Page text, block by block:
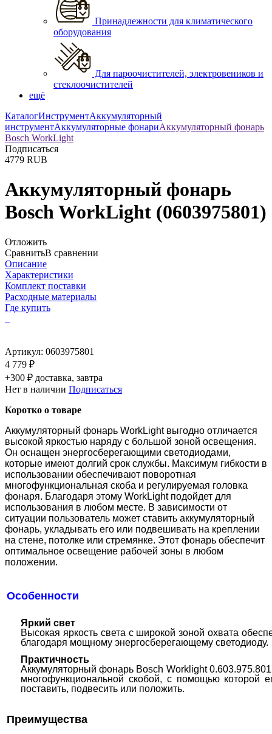
Принадлежности для климатического
оборудования
Для пароочистителей, электровеников и
стеклоочистителей
ещё
КаталогИнструментАккумуляторный
инструментАккумуляторные фонариАккумуляторный фонарь
Bosch WorkLight
Подписаться
4779 RUB
Аккумуляторный фонарь
Bosch WorkLight (0603975801)
Отложить
СравнитьВ сравнении
Описание
Характеристики
Комплект поставки
Расходные материалы
Где купить
Артикул: 0603975801
4 779 ₽
+300 ₽ доставка, завтра
Нет в наличии Подписаться
Коротко о товаре
Аккумуляторный фонарь WorkLight выгодно отличается
высокой яркостью наряду с большой зоной освещения.
Он оснащен энергосберегающими светодиодами,
которые имеют долгий срок службы. Максимум гибкости в
использовании обеспечивают поворотная
многофункциональная скоба и регулируемая головка
фонаря. Благодаря этому WorkLight подойдет для
использования в любом месте. В зависимости от
ситуации пользователь может ставить аккумуляторный
фонарь, укладывать его или подвешивать на креплении
на стене, потолке или стремянке. Этот фонарь обеспечит
оптимальное освещение рабочей зоны в любом
положении.
Особенности
Яркий свет
Высокая яркость света с широкой зоной охвата
благодаря мощному энергосберегающему светодиоду.
Практичность
Аккумуляторный фонарь Bosch Worklight
многофункциональной скобой, с помощью которой
поставить, подвесить или положить.
Преимущества